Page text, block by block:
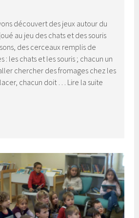
découvert des jeux autour du
au jeu des chats et des souris
des cerceaux remplis de
: les chats et les souris ; chacun un
chercher des fromages chez les
chacun doit … Lire la suite